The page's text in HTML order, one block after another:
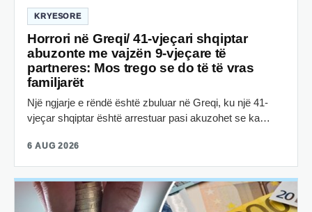
KRYESORE
Horrori në Greqi/ 41-vjeçari shqiptar
abuzonte me vajzën 9-vjeçare të
partneres: Mos trego se do të të vras
familjarët
Një ngjarje e rëndë është zbuluar në Greqi, ku një 41-
vjeçar shqiptar është arrestuar pasi akuzohet se ka…
6 AUG 2026